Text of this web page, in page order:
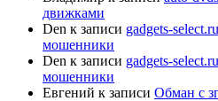
движками
Den к записи gadgets-
мошенники
Den к записи gadgets-
мошенники
Евгений к записи Обман с